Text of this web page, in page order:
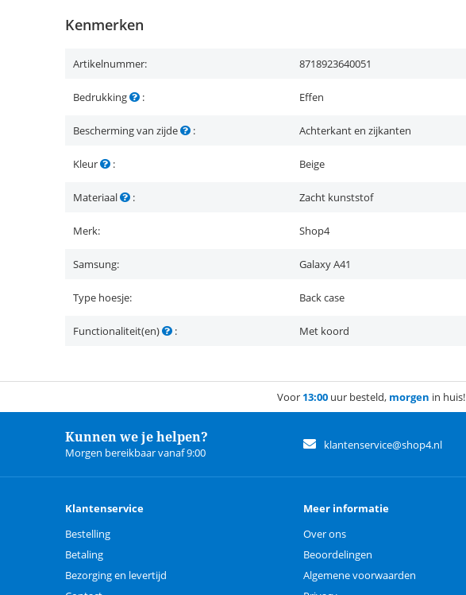
Kenmerken
Artikelnummer: 8718923640051
Bedrukking : Effen
Bescherming van zijde : Achterkant en zijkanten
Kleur : Beige
Materiaal : Zacht kunststof
Merk: Shop4
Samsung: Galaxy A41
Type hoesje: Back case
Functionaliteit(en) : Met koord
Voor 13:00 uur besteld, morgen in huis!
Kunnen we je helpen?
Morgen bereikbaar vanaf 9:00
klantenservice@shop4.nl
Klantenservice
Bestelling
Betaling
Bezorging en levertijd
Meer informatie
Over ons
Beoordelingen
Algemene voorwaarden